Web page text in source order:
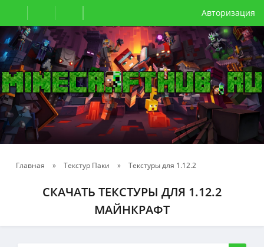
Авторизация
Главная » Текстур Паки » Текстуры для 1.12.2
СКАЧАТЬ ТЕКСТУРЫ ДЛЯ 1.12.2
МАЙНКРАФТ